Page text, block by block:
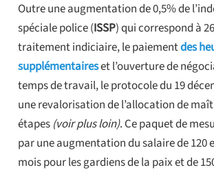
Outre une augmentation de 0,5% de
spéciale police (ISSP) qui correspond à
traitement indiciaire, le paiementdes
supplémentaireset l’ouverture de
temps de travail, le protocole du 19
une revalorisation de l’allocation de
étapes (voir plus loin). Ce paquet de
par une augmentation du salaire de 120
mois pour les gardiens de la paix et de